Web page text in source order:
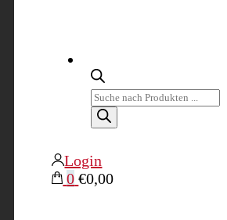
Products
search
Login
0 €0,00